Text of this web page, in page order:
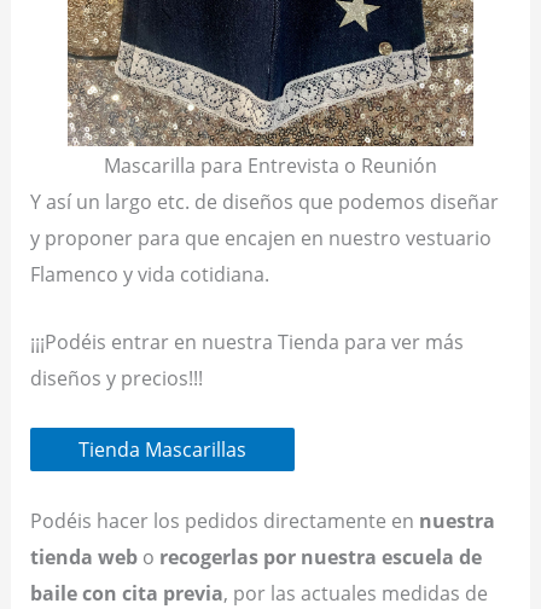
Mascarilla para Entrevista o Reunión
Y así un largo etc. de diseños que podemos diseñar
y proponer para que encajen en nuestro vestuario
Flamenco y vida cotidiana.
¡¡¡Podéis entrar en nuestra Tienda para ver más
diseños y precios!!!
Tienda Mascarillas
Podéis hacer los pedidos directamente en nuestra
tienda web o recogerlas por nuestra escuela de
bailecon cita previa, por las actuales medidas de